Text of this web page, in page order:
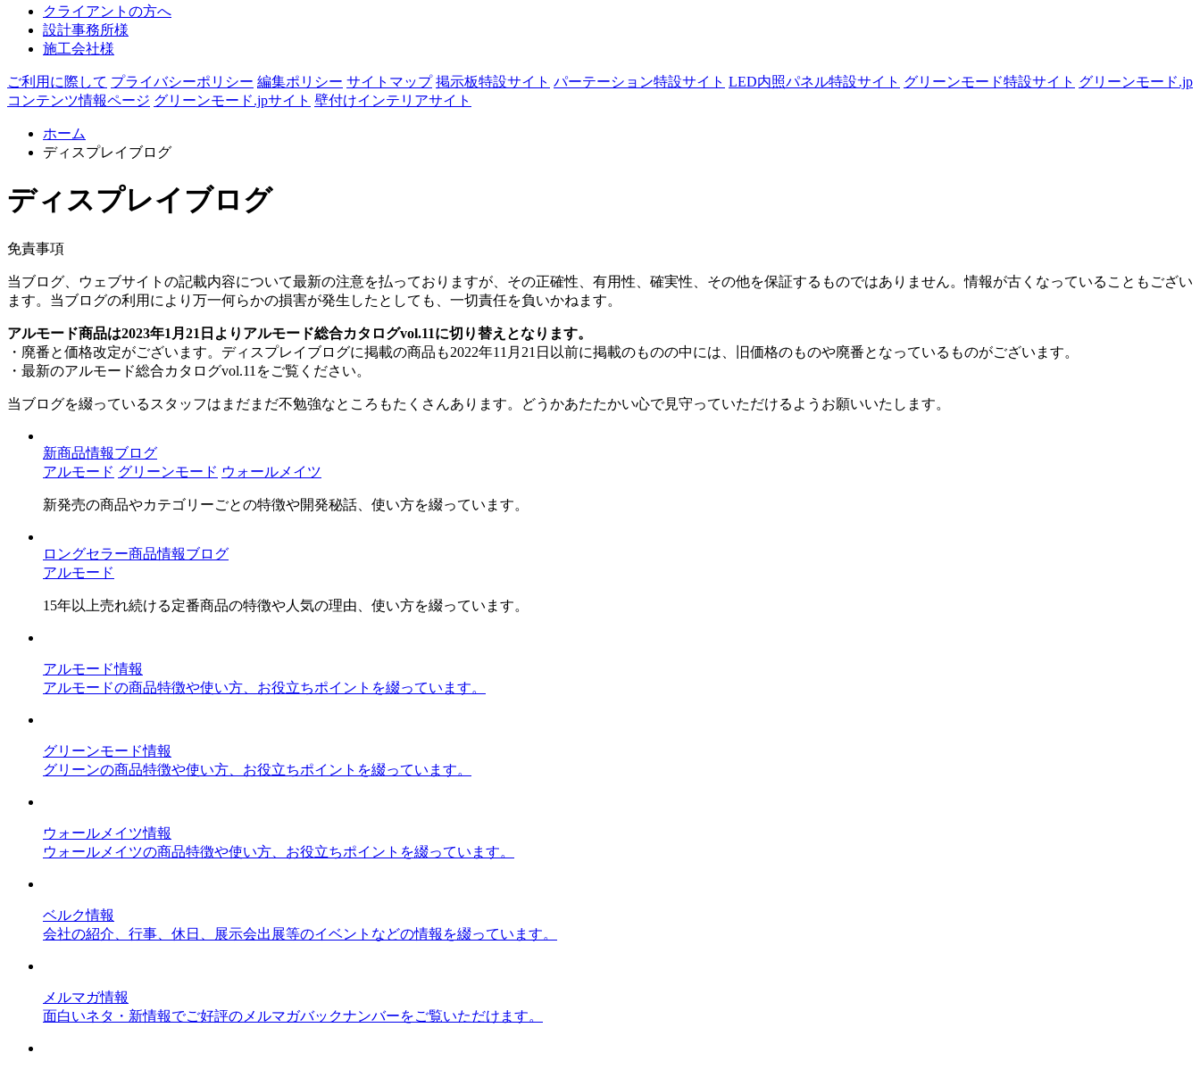
クライアントの方へ
設計事務所様
施工会社様
ご利用に際して プライバシーポリシー 編集ポリシー サイトマップ 掲示板特設サイト パーテーション特設サイト LED内照パネル特設サイト グリーンモード特設サイト グリーンモード.jp
コンテンツ情報ページ グリーンモード.jpサイト 壁付けインテリアサイト
ホーム
ディスプレイブログ
ディスプレイブログ
免責事項
当ブログ、ウェブサイトの記載内容について最新の注意を払っておりますが、その正確性、有用性、確実性、その他を保証するものではありません。情報が古くなっていることもござい
ます。当ブログの利用により万一何らかの損害が発生したとしても、一切責任を負いかねます。
アルモード商品は2023年1月21日よりアルモード総合カタログvol.11に切り替えとなります。
・廃番と価格改定がございます。ディスプレイブログに掲載の商品も2022年11月21日以前に掲載のものの中には、旧価格のものや廃番となっているものがございます。
・最新のアルモード総合カタログvol.11をご覧ください。
当ブログを綴っているスタッフはまだまだ不勉強なところもたくさんあります。どうかあたたかい心で見守っていただけるようお願いいたします。
新商品情報ブログ
アルモード グリーンモード ウォールメイツ
新発売の商品やカテゴリーごとの特徴や開発秘話、使い方を綴っています。
ロングセラー商品情報ブログ
アルモード
15年以上売れ続ける定番商品の特徴や人気の理由、使い方を綴っています。
アルモード情報
アルモードの商品特徴や使い方、お役立ちポイントを綴っています。
グリーンモード情報
グリーンの商品特徴や使い方、お役立ちポイントを綴っています。
ウォールメイツ情報
ウォールメイツの商品特徴や使い方、お役立ちポイントを綴っています。
ベルク情報
会社の紹介、行事、休日、展示会出展等のイベントなどの情報を綴っています。
メルマガ情報
面白いネタ・新情報でご好評のメルマガバックナンバーをご覧いただけます。